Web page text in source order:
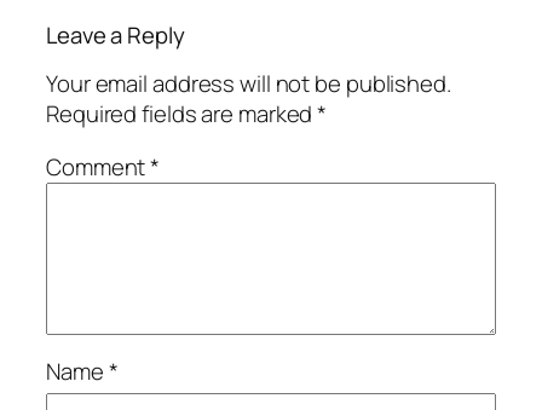
Leave a Reply
Your email address will not be published.
Required fields are marked*
Comment*
Name*